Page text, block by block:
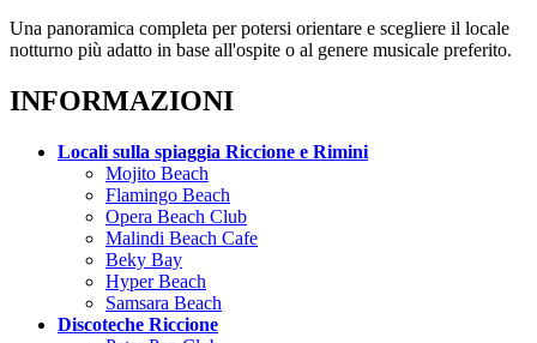
Una panoramica completa per potersi orientare e scegliere il locale
notturno più adatto in base all'ospite o al genere musicale preferito.
INFORMAZIONI
Locali sulla spiaggia Riccione e Rimini
Mojito Beach
Flamingo Beach
Opera Beach Club
Malindi Beach Cafe
Beky Bay
Hyper Beach
Samsara Beach
Discoteche Riccione